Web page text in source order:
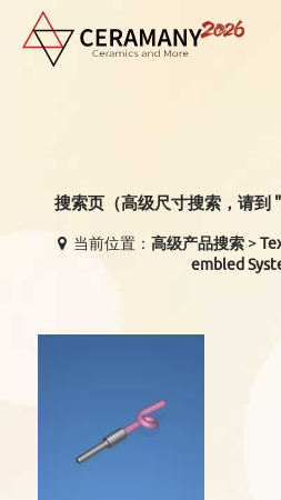
搜索
搜索页（高级尺寸搜索，请到 "
当前位置：高级产品搜索 >
embled